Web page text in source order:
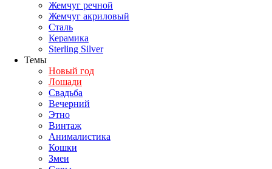
Жемчуг речной
Жемчуг акриловый
Сталь
Керамика
Sterling Silver
Темы
Новый год
Лошади
Свадьба
Вечерний
Этно
Винтаж
Анималистика
Кошки
Змеи